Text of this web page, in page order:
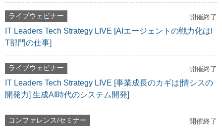
ライブウェビナー 開催終了
IT Leaders Tech Strategy LIVE [AIエージェントの戦力化はI
T部門の仕事]
ライブウェビナー 開催終了
IT Leaders Tech Strategy LIVE [事業成長のカギは[情シスの
開発力] 生成AI時代のシステム開発]
コンファレンス/セミナー 開催終了